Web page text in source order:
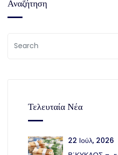
Αναζήτηση
Τελευταία Νέα
22 Ιούλ, 2026